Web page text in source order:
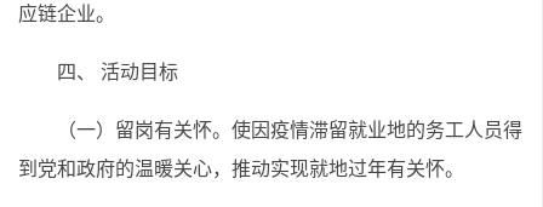
应链企业。
四、 活动目标
（一）留岗有关怀。使因疫情滞留就业地的务工人员得
到党和政府的温暖关心，推动实现就地过年有关怀。